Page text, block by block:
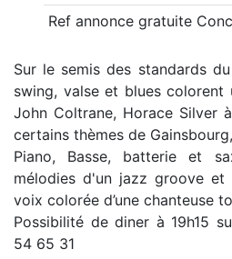
Ref annoncegratuite
Sur le semis des standards
swing, valse et blues
John Coltrane, Horace Silver
certains thèmes de
Piano, Basse, batterie et
mélodies d'un jazz groove
voix colorée d’une chanteuse
Possibilité de diner à 19h15
54 65 31